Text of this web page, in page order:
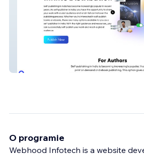
O programie
Webhood Infotech is a website